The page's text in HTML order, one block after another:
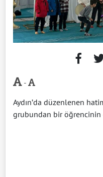
-
Aydın’da düzenlenen
grubundan bir öğrencinin